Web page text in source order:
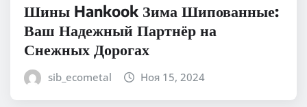
Шины Hankook Зима Шипованные:
Ваш Надежный Партнёр на
Снежных Дорогах
sib_ecometal Ноя 15, 2024